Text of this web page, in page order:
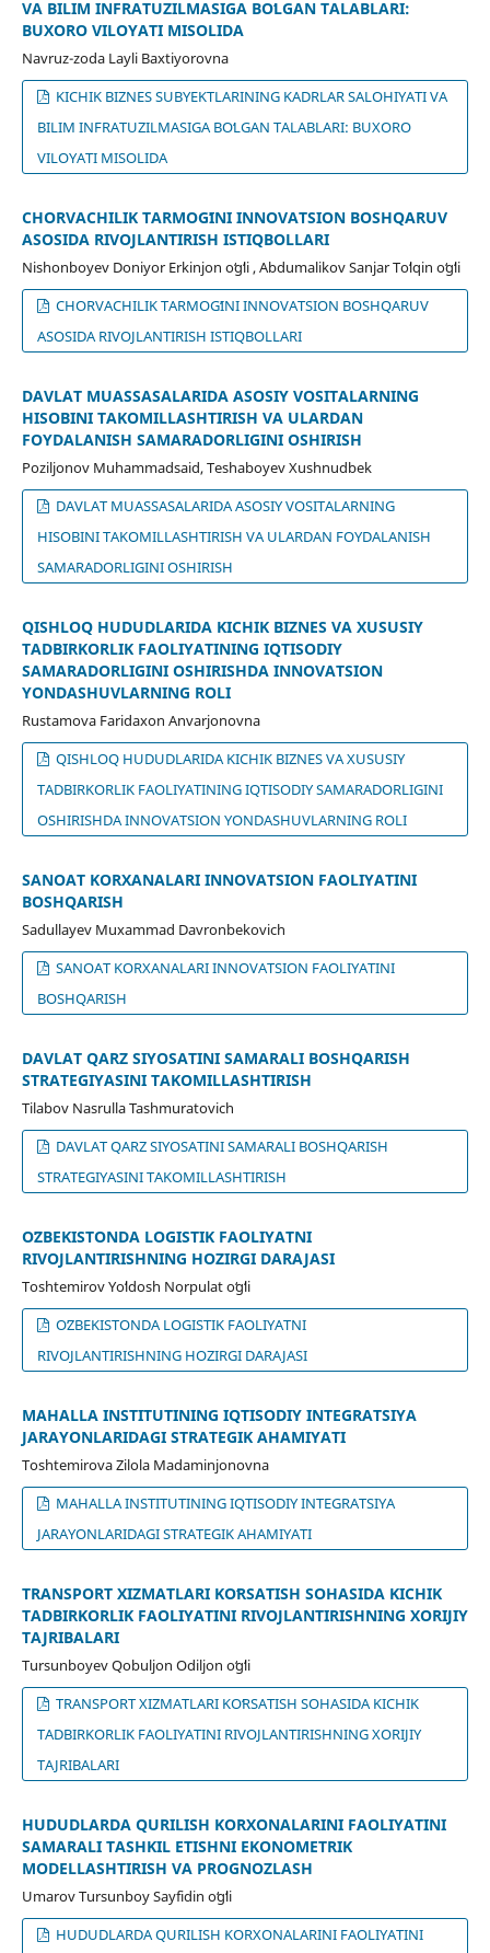
VA BILIM INFRATUZILMASIGA BOʻLGAN TALABLARI:
BUXORO VILOYATI MISOLIDA
Navruz-zoda Layli Baxtiyorovna
KICHIK BIZNES SUBYEKTLARINING KADRLAR SALOHIYATI VA
BILIM INFRATUZILMASIGA BOʻLGAN TALABLARI: BUXORO
VILOYATI MISOLIDA
CHORVACHILIK TARMOGʻINI INNOVATSION BOSHQARUV
ASOSIDA RIVOJLANTIRISH ISTIQBOLLARI
Nishonboyev Doniyor Erkinjon oʻgʻli , Abdumalikov Sanjar Toʻlqin oʻgʻli
CHORVACHILIK TARMOGʻINI INNOVATSION BOSHQARUV
ASOSIDA RIVOJLANTIRISH ISTIQBOLLARI
DAVLAT MUASSASALARIDA ASOSIY VOSITALARNING
HISOBINI TAKOMILLASHTIRISH VA ULARDAN
FOYDALANISH SAMARADORLIGINI OSHIRISH
Poziljonov Muhammadsaid, Teshaboyev Xushnudbek
DAVLAT MUASSASALARIDA ASOSIY VOSITALARNING
HISOBINI TAKOMILLASHTIRISH VA ULARDAN FOYDALANISH
SAMARADORLIGINI OSHIRISH
QISHLOQ HUDUDLARIDA KICHIK BIZNES VA XUSUSIY
TADBIRKORLIK FAOLIYATINING IQTISODIY
SAMARADORLIGINI OSHIRISHDA INNOVATSION
YONDASHUVLARNING ROLI
Rustamova Faridaxon Anvarjonovna
QISHLOQ HUDUDLARIDA KICHIK BIZNES VA XUSUSIY
TADBIRKORLIK FAOLIYATINING IQTISODIY SAMARADORLIGINI
OSHIRISHDA INNOVATSION YONDASHUVLARNING ROLI
SANOAT KORXANALARI INNOVATSION FAOLIYATINI
BOSHQARISH
Sadullayev Muхammad Davronbеkovich
SANOAT KORXANALARI INNOVATSION FAOLIYATINI
BOSHQARISH
DAVLAT QARZ SIYOSATINI SAMARALI BOSHQARISH
STRATEGIYASINI TAKOMILLASHTIRISH
Tilabov Nasrulla Tashmuratovich
DAVLAT QARZ SIYOSATINI SAMARALI BOSHQARISH
STRATEGIYASINI TAKOMILLASHTIRISH
OʻZBEKISTONDA LOGISTIK FAOLIYATNI
RIVOJLANTIRISHNING HOZIRGI DARAJASI
Toshtemirov Yoʻldosh Norpulat oʻgʻli
OʻZBEKISTONDA LOGISTIK FAOLIYATNI
RIVOJLANTIRISHNING HOZIRGI DARAJASI
MAHALLA INSTITUTINING IQTISODIY INTEGRATSIYA
JARAYONLARIDAGI STRATEGIK AHAMIYATI
Toshtemirova Zilola Madaminjonovna
MAHALLA INSTITUTINING IQTISODIY INTEGRATSIYA
JARAYONLARIDAGI STRATEGIK AHAMIYATI
TRANSPORT XIZMATLARI KOʻRSATISH SOHASIDA KICHIK
TADBIRKORLIK FAOLIYATINI RIVOJLANTIRISHNING XORIJIY
TAJRIBALARI
Tursunboyev Qobuljon Odiljon oʻgʻli
TRANSPORT XIZMATLARI KOʻRSATISH SOHASIDA KICHIK
TADBIRKORLIK FAOLIYATINI RIVOJLANTIRISHNING XORIJIY
TAJRIBALARI
HUDUDLARDA QURILISH KORXONALARINI FAOLIYATINI
SAMARALI TASHKIL ETISHNI EKONOMETRIK
MODELLASHTIRISH VA PROGNOZLASH
Umarov Tursunboy Sayfidin oʻgʻli
HUDUDLARDA QURILISH KORXONALARINI FAOLIYATINI